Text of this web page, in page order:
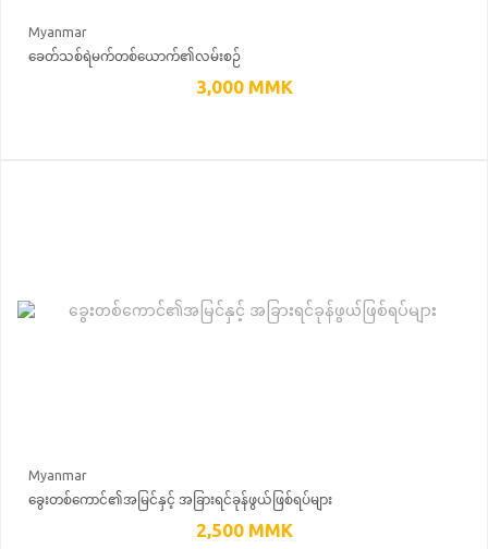
Myanmar
ခေတ်သစ်ရဲမက်တစ်ယောက်၏လမ်းစဉ်
3,000 MMK
Myanmar
ခွေးတစ်ကောင်၏အမြင်နှင့် အခြားရင်ခုန်ဖွယ်ဖြစ်ရပ်များ
2,500 MMK